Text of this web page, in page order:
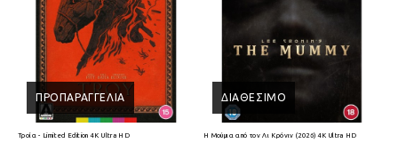
ΠΡΟΠΑΡΑΓΓΕΛΊΑ
Τροία - Limited Edition 4K Ultra HD
ΔΙΑΘΈΣΙΜΟ
Η Μούμια από τον Λι Κρόνιν (2026) 4K Ultra HD